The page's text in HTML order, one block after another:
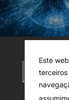
Este